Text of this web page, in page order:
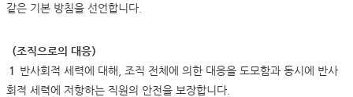
같은 기본 방침을 선언합니다.
（조직으로의 대응）
１ 반사회적 세력에 대해, 조직 전체에 의한 대응을 도모함과 동시에 반사
회적 세력에 저항하는 직원의 안전을 보장합니다.